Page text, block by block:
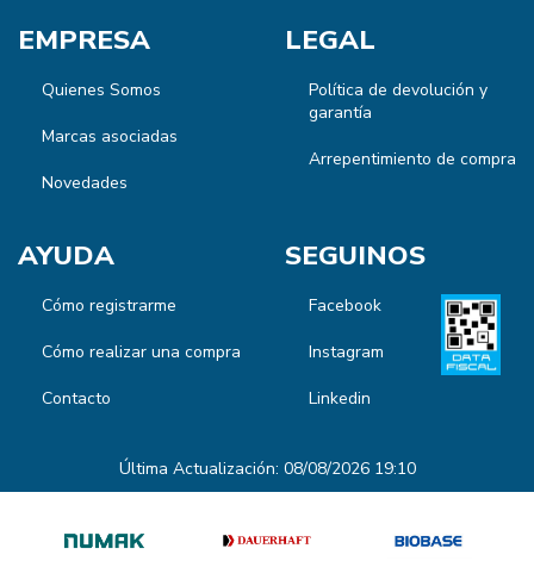
EMPRESA
Quienes Somos
Marcas asociadas
Novedades
LEGAL
Política de devolución y
garantía
Arrepentimiento de compra
AYUDA
Cómo registrarme
Cómo realizar una compra
Contacto
SEGUINOS
Facebook
Instagram
Linkedin
Última Actualización: 08/08/2026 19:10